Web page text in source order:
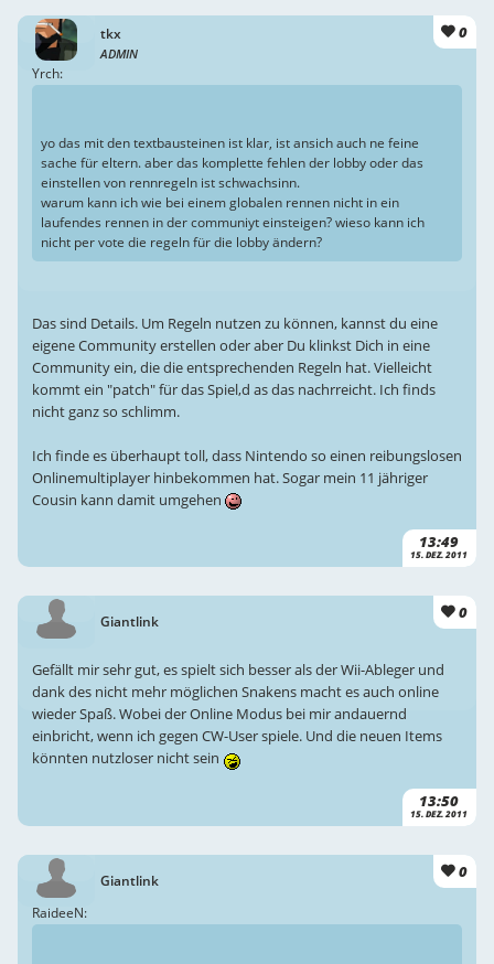
tkx
ADMIN
0
13:49
15. DEZ. 2011
Yrch:
yo das mit den textbausteinen ist klar, ist ansich auch ne feine
sache für eltern. aber das komplette fehlen der lobby oder das
einstellen von rennregeln ist schwachsinn.
warum kann ich wie bei einem globalen rennen nicht in ein
laufendes rennen in der communiyt einsteigen? wieso kann ich
nicht per vote die regeln für die lobby ändern?
Das sind Details. Um Regeln nutzen zu können, kannst du eine
eigene Community erstellen oder aber Du klinkst Dich in eine
Community ein, die die entsprechenden Regeln hat. Vielleicht
kommt ein "patch" für das Spiel,d as das nachrreicht. Ich finds
nicht ganz so schlimm.
Ich finde es überhaupt toll, dass Nintendo so einen reibungslosen
Onlinemultiplayer hinbekommen hat. Sogar mein 11 jähriger
Cousin kann damit umgehen
Giantlink 0
13:50
15. DEZ. 2011
Gefällt mir sehr gut, es spielt sich besser als der Wii-Ableger und
dank des nicht mehr möglichen Snakens macht es auch online
wieder Spaß. Wobei der Online Modus bei mir andauernd
einbricht, wenn ich gegen CW-User spiele. Und die neuen Items
könnten nutzloser nicht sein
Giantlink 0
RaideeN: